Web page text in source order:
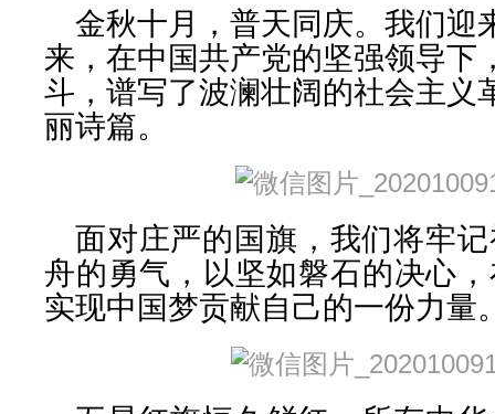
金秋十月，普天同庆。我们迎
来，在中国共产党的坚强领导下
斗，谱写了波澜壮阔的社会主义
丽诗篇。
面对庄严的国旗，我们将牢
舟的勇气，以坚如磐石的决心
实现中国梦贡献自己的一份力量